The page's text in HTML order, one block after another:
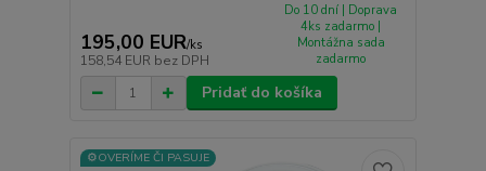
195,00 EUR/ks
158,54 EUR bez DPH
Do 10 dní | Doprava
4ks zadarmo |
Montážna sada
zadarmo
Pridať do košíka
⚙️OVERÍME ČI PASUJE